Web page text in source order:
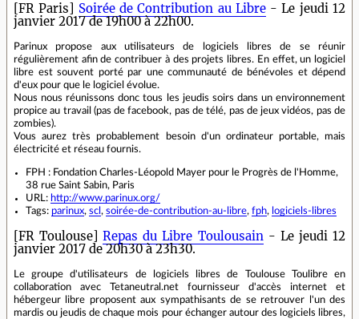
[FR Paris] Soirée de Contribution au Libre- Le jeudi 12
janvier 2017 de 19h00 à 22h00.
Parinux propose aux utilisateurs de logiciels libres de se réunir
régulièrement afin de contribuer à des projets libres. En effet, un logiciel
libre est souvent porté par une communauté de bénévoles et dépend
d'eux pour que le logiciel évolue.
Nous nous réunissons donc tous les jeudis soirs dans un environnement
propice au travail (pas de facebook, pas de télé, pas de jeux vidéos, pas de
zombies).
Vous aurez très probablement besoin d'un ordinateur portable, mais
électricité et réseau fournis.
FPH : Fondation Charles-Léopold Mayer pour le Progrès de l'Homme,
38 rue Saint Sabin, Paris
URL: http://www.parinux.org/
Tags: parinux, scl , soirée-de-contribution-au-libre, fph, logiciels-libres
[FR Toulouse]Repas du Libre Toulousain- Le jeudi 12
janvier 2017 de 20h30 à 23h30.
Le groupe d'utilisateurs de logiciels libres de Toulouse Toulibre en
collaboration avec Tetaneutral.net fournisseur d'accès internet et
hébergeur libre proposent aux sympathisants de se retrouver l'un des
mardis ou jeudis de chaque mois pour échanger autour des logiciels libres,